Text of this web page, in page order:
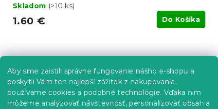
Aby sme zaistili správne fungovanie nášho e-shopu a
poskytli Vám ten najlepší zážitok z nakupovania,
používame cookies a podobné technológie. Vďaka nim
môžeme analyzovať návštevnosť, personalizovať obsah a
Skladom (>10 ks)
1.60 € Do Košíka